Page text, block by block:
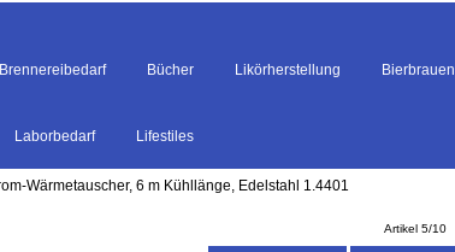
Brennereibedarf Bücher Likörherstellung Bierbrauen
Laborbedarf Lifestiles
Wärmetauscher, 6 m Kühllänge, Edelstahl 1.4401
Artikel 5/10